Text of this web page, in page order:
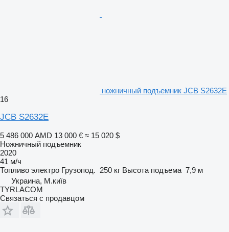
ножничный подъемник JCB S2632E
16
JCB S2632E
5 486 000 AMD 13 000 € ≈ 15 020 $
Ножничный подъемник
2020
41 м/ч
Топливо электро Грузопод. 250 кг Высота подъема 7,9 м
Украина, М.київ
TYRLACOM
Связаться с продавцом